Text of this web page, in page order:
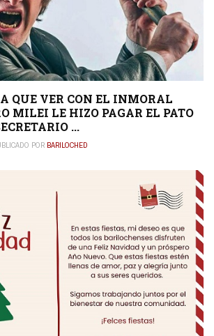
QUE VER CON EL INMORAL
MILEI LE HIZO PAGAR EL PATO
...
POR BARILOCHED